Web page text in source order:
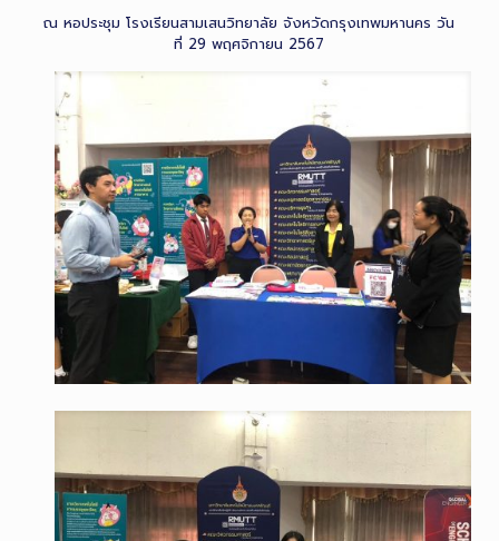
ณ หอประชุม โรงเรียนสามเสนวิทยาลัย จังหวัดกรุงเทพมหานคร วัน
ที่ 29 พฤศจิกายน 2567